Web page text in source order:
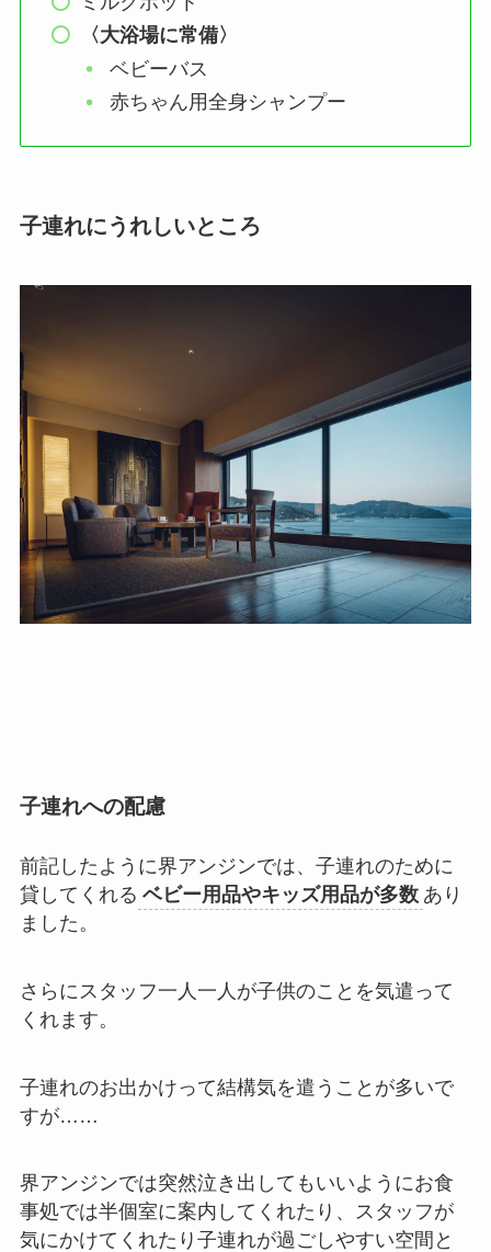
〈大浴場に常備〉
ベビーバス
赤ちゃん用全身シャンプー
子連れにうれしいところ
子連れへの配慮
前記したように界アンジンでは、子連れのために
貸してくれる ベビー用品やキッズ用品が多数 あり
ました。
さらにスタッフ一人一人が子供のことを気遣って
くれます。
子連れのお出かけって結構気を遣うことが多いで
すが……
界アンジンでは突然泣き出してもいいようにお食
事処では半個室に案内してくれたり、スタッフが
気にかけてくれたり子連れが過ごしやすい空間と